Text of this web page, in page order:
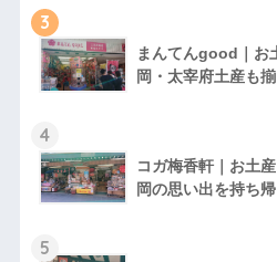
3
まんてんgood｜
岡・太宰府土産も揃
4
コガ梅香軒｜お土
岡の思い出を持ち帰
5